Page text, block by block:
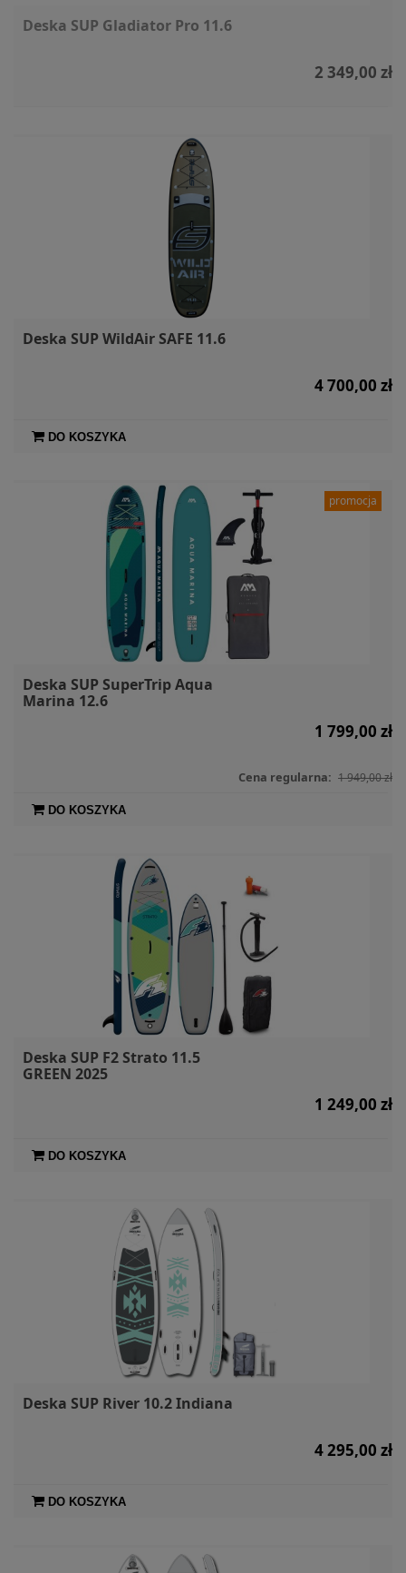
Deska SUP Gladiator Pro 11.6
2 349,00 zł
Deska SUP WildAir SAFE 11.6
4 700,00 zł
DO KOSZYKA
Deska SUP SuperTrip Aqua
Marina 12.6
1 799,00 zł
Cena regularna: 1 949,00 zł
DO KOSZYKA
promocja
Deska SUP F2 Strato 11.5
GREEN 2025
1 249,00 zł
DO KOSZYKA
Deska SUP River 10.2 Indiana
4 295,00 zł
DO KOSZYKA